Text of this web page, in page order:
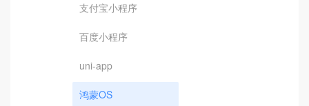
支付宝小程序
百度小程序
uni-app
鸿蒙OS